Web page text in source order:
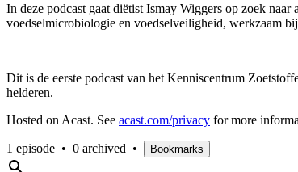
In deze podcast gaat diëtist Ismay Wiggers op zoek
voedselmicrobiologie en voedselveiligheid, werkzaam
Dit is de eerste podcast van het Kenniscentrum
helderen.
Hosted on Acast. See acast.com/privacy for more
1 episode • 0 archived • Bookmarks